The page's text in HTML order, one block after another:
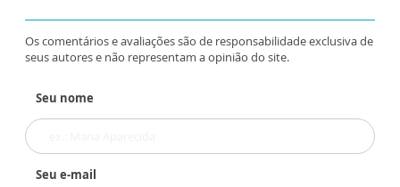
Os comentários e avaliações são de responsabilidade exclusiva de
seus autores e não representam a opinião do site.
Seu nome
Seu e-mail